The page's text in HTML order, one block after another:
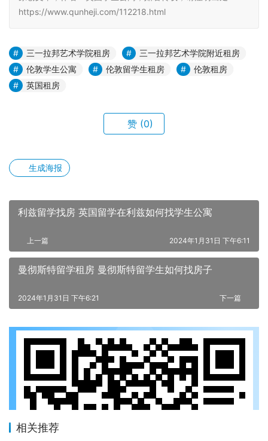
https://www.qunheji.com/112218.html
三一拉邦艺术学院租房
三一拉邦艺术学院附近租房
伦敦学生公寓
伦敦留学生租房
伦敦租房
英国租房
赞 (0)
生成海报
利兹留学找房 英国留学在利兹如何找学生公寓
上一篇 2024年1月31日 下午6:11
曼彻斯特留学租房 曼彻斯特留学生如何找房子
下一篇
2024年1月31日 下午6:21
相关推荐